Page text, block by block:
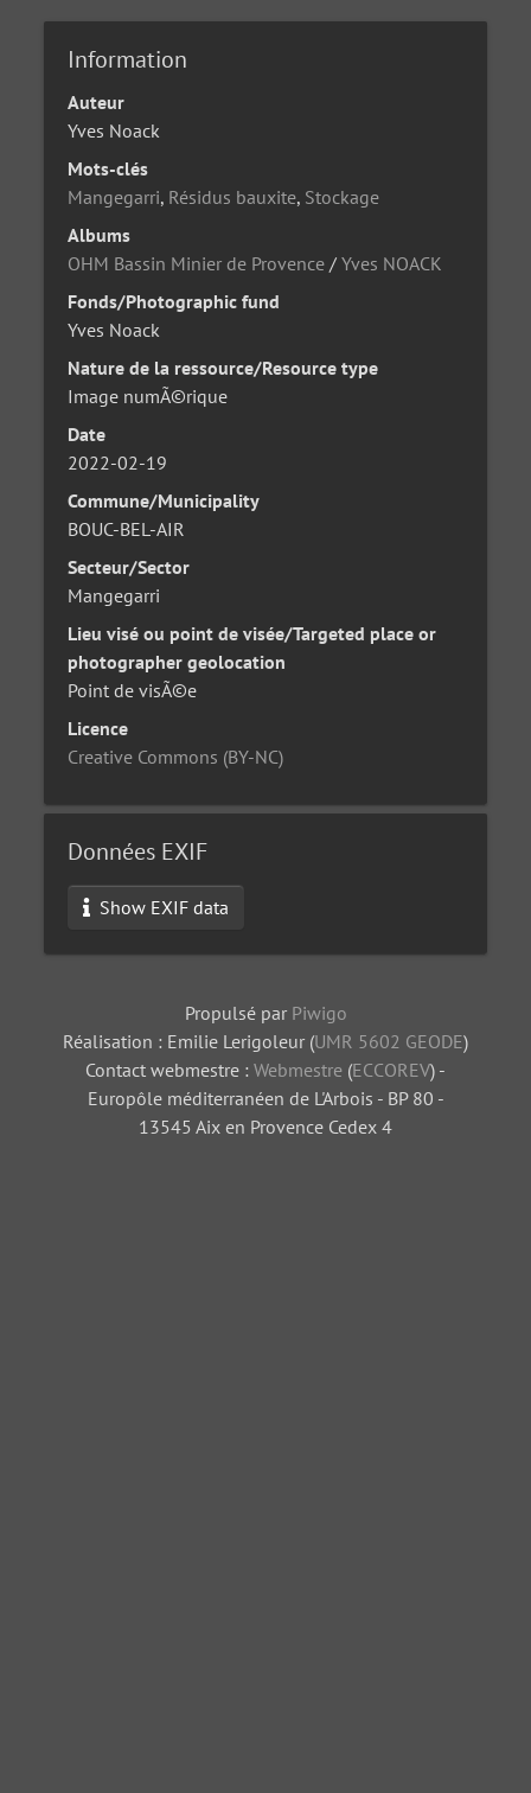
Information
Auteur
Yves Noack
Mots-clés
Mangegarri, Résidus bauxite, Stockage
Albums
OHM Bassin Minier de Provence /Yves NOACK
Fonds/Photographic fund
Yves Noack
Nature de la ressource/Resource type
Image numÃ©rique
Date
2022-02-19
Commune/Municipality
BOUC-BEL-AIR
Secteur/Sector
Mangegarri
Lieu visé ou point de visée/Targeted place or
photographer geolocation
Point de visÃ©e
Licence
Creative Commons (BY-NC)
Données EXIF
Show EXIF data
Propulsé par Piwigo
Réalisation : Emilie Lerigoleur (UMR 5602 GEODE)
Contact webmestre : Webmestre (ECCOREV) -
Europôle méditerranéen de L'Arbois - BP 80 -
13545 Aix en Provence Cedex 4